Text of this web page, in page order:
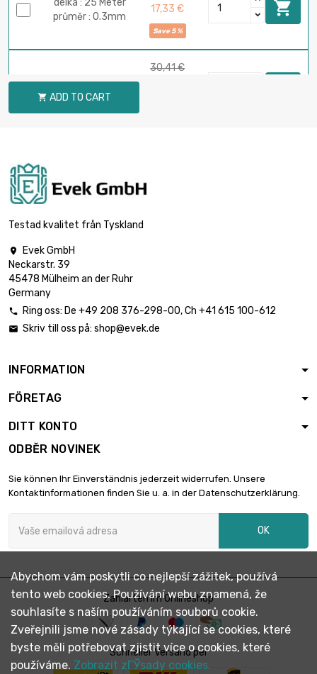
délka : 25 Meter
průměr : 0.3mm
17,33 €
Save 5 %

délka : 50 Meter
průměr : 0.3mm
30,41 €
průměr : 0.3mm
délka : 500 Meter
průměr : 0.3mm
285,86 €
271,57 €
délka : 1 Meter
délka : 2 Meter
průměr : 0.34mm
5,70 €

průměr : 0.34mm
6,00 €
5,70 €
Save 5 %

délka : 10 Meter
průměr : 0.34mm
7,95 €
7,55 €
Save 5 %
 ADD TO CART
Testad kvalitet från Tyskland

Evek GmbH
Neckarstr. 39
45478 Mülheim an der Ruhr
Germany
 Ring oss: De +49 208 376-298-00, Ch +41 615 100-612
 Skriv till oss på: shop@evek.de
INFORMATION
FÖRETAG
DITT KONTO
ODBĚR NOVINEK
Sie können Ihr Einverständnis jederzeit widerrufen. Unsere
Kontaktinformationen finden Sie u. a. in der Datenschutzerklärung.
OK
Zahlarten im Onlineshop
Schneller Versand per
Abychom vám poskytli co nejlepší zážitek, používá
tento web cookies. Používání webu znamená, že
souhlasíte s naším používáním souborů cookie.
Zveřejnili jsme nové zásady týkající se cookies, které
byste měli potřebovat zjistit více o cookies, které
používáme. Zobrazit zГЎsady cookies.